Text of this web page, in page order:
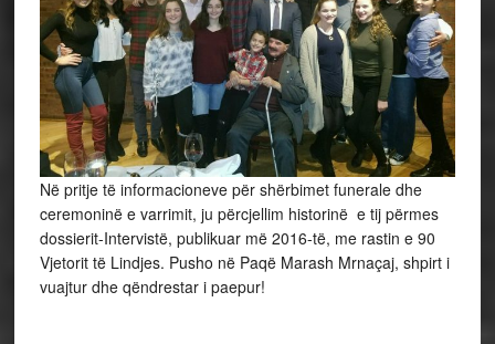
Në pritje të informacioneve për shërbimet funerale dhe
ceremoninë e varrimit, ju përcjellim historinë e tij përmes
dossierit-Intervistë, publikuar më 2016-të, me rastin e 90
Vjetorit të Lindjes. Pusho në Paqë Marash Mrnaçaj, shpirt i
vuajtur dhe qëndrestar i paepur!